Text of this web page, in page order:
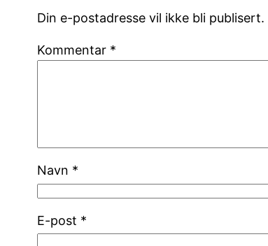
Din e-postadresse vil ikke bli publisert.
Kommentar *
Navn *
E-post *